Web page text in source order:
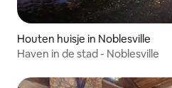
Houten huisje in Noblesville
Haven in de stad - Noblesville